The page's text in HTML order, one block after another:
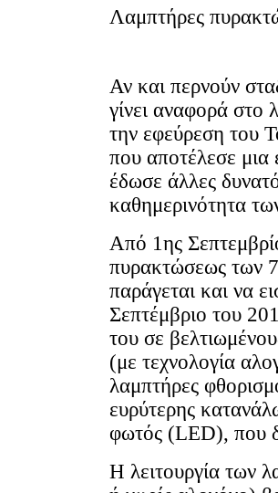
Λαμπτήρες
Αν και περνούν
γίνει αναφορά
την εφεύρεση του
που αποτέλεσε μια
έδωσε άλλες
καθημερινότητα
Από 1ης
πυρακτώσεως των
παράγεται και να
Σεπτέμβριο του
του σε
(με τεχνολογία
λαμπτήρες
ευρύτερης
φωτός (LED), που
Η λειτουργία των